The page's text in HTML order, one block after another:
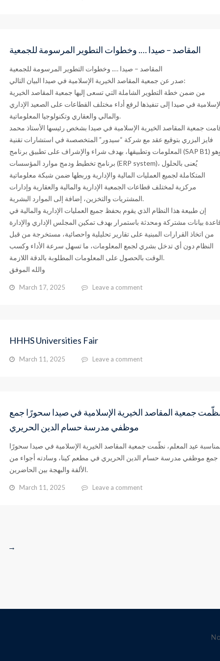
المقاصد – صيدا …. وخطوات التطوير المرسومة للجمعية
المقاصد – صيدا …. وخطوات التطوير المرسومة للجمعية
صدر عن جمعية المقاصد الخيرية الإسلامية في صيدا البيان التالي:
من ضمن خطة التطوير الشاملة التي تسعى إليها جمعية المقاصد الخيرية
في صيدا إلى تنفيذها لرفع أداء مختلف القطاعات على الصعيد الإداري
والمالي والعقاري وتكنولوجيا المعلوماتية.
جمعية المقاصد الخيرية الإسلامية في صيدا بشخص رئيسها الأستاذ محمد
فايز البزري بتوقيع عقد مع شركة “سيدور” المتخصصىة في استشارات تقنية
المعلومات وتطبيقها، بهدف شراء والإشراف على تطبيق برنامج (SAP B1) وهو
برنامج تخطيط ودمج موارد المؤسسات (ERP system)، يُعنى بالحلول
المتكاملة لجميع العمليات المالية والإدارية وربطها ضمن شبكة معلوماتية
مركزية لمختلف قطاعات الجمعية الإدارية والمالية والعقارية وإدارات
المشتريات والتخزين، إضافة إلى الموارد البشرية.
إن طبيعة هذا النظام الذي يقوم بحفظ جميع العمليات الإدارية والمالية في
بيانات مشتركة ومحدثة باستمرار بهدف تمكين المجلس الإداري والإدارة
من اتخاذ القرارات المبنية على تقارير تحليلية واحصائية، مستخرجة من قبل
النظام دون أي تدخل بشري لجمع المعلومات، ما تسهل سرعة الأداء وكسب
الوقت بالحصول على المعلومات المطلوبة بالدقة اللازمة.
والله الموفق
March 17, 2025 Leave a comment
HHHS Universities Fair
March 11, 2025 Leave a comment
جمعية المقاصد الخيرية الإسلامية في صيدا سحورًا جمع
موظفي مدرسة حسام الدين الحريري
عيد المعلم، نظّمت جمعية المقاصد الخيرية الإسلامية في صيدا سحورًا
جمع موظفي مدرسة حسام الدين الحريري في مطعم كينا، وسادته أجواء من
الألفة والبهجة بين الحاضرين.
March 11, 2025 Leave a comment
→